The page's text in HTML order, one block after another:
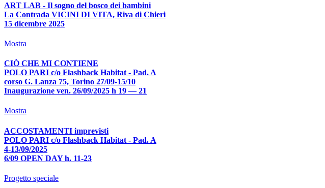
ART LAB - Il sogno del bosco dei bambini
La Contrada VICINI DI VITA, Riva di Chieri
15 dicembre 2025
Mostra
CIÒ CHE MI CONTIENE
POLO PARI c/o Flashback Habitat - Pad. A
corso G. Lanza 75, Torino 27/09-15/10
Inaugurazione ven. 26/09/2025 h 19 — 21
Mostra
ACCOSTAMENTI imprevisti
POLO PARI c/o Flashback Habitat - Pad. A
4-13/09/2025
6/09 OPEN DAY h. 11-23
Progetto speciale